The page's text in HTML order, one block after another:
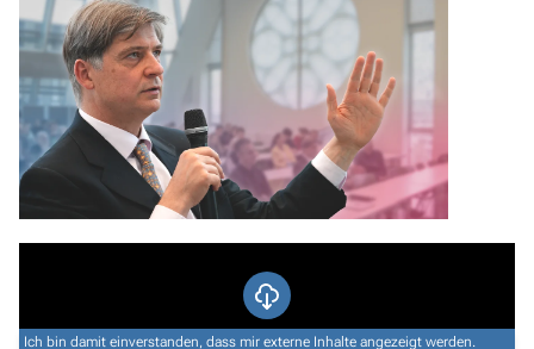
Ich bin damit einverstanden, dass mir externe Inhalte angezeigt werden.